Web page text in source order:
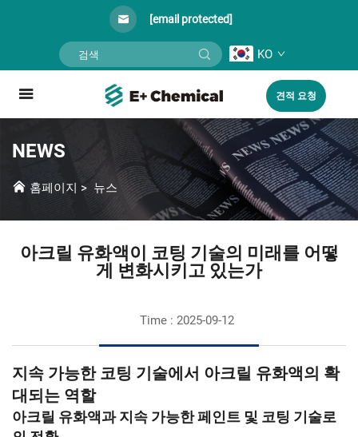
[email protected]
KO
견적 요청
NEWS
홈페이지 > 뉴스
아크릴 유화액이 코팅 기술의 미래를 어떻
게 변화시키고 있는가
Time : 2025-09-12
지속 가능한 코팅 기술에서 아크릴 유화액의 확
대되는 역할
아크릴 유화액과 지속 가능한 페인트 및 코팅 기술로